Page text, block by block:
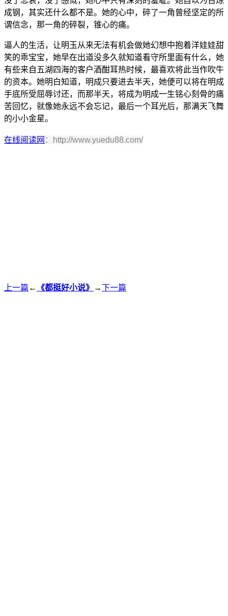
成钢，其实还什么都不是。她的心中，碎了一角曾经坚定的所
谓信念，那一角的碎裂，锥心的痛。
逼人的生活，让明玉从来无法有机会做她幻想中抱着洋娃娃甜
笑的乖宝宝，她早在出道没多久就知道看守所里面有什么，她
有些来自五湖四海的客户酒酣耳热时候，最喜欢将此当作吹牛
的资本。她明白知道，明成只要进去半天，她便可以将在明成
手底所受屈辱讨还，而那半天，将成为明成一生铭心刻骨的痛
苦回忆，就像她永远不会忘记，最后一个耳光后，那满天飞舞
的小小金星。
在线阅读网 ：http://www.yuedu88.com/
上一篇 ← 《都挺好小说》 →下一篇